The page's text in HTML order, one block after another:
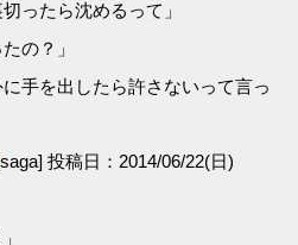
ったら沈めるって」
の？」
手を出したら許さないって言っ
投稿日：2014/06/22(日)